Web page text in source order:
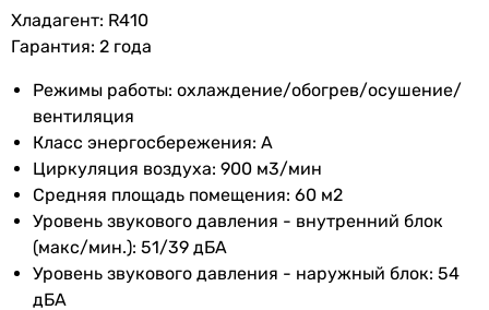
53 999грн
Основные характеристики
Площадь помещения
70 м²
70 м²
70 м²
70 м²
70 м²
70 м²
Класс
энергоэффективности
EER
COP 3.62
Расход воздуха
внутреннего
блока
900 м³/час
Хладагент: R410
Гарантия: 2 года
Режимы работы: охлаждение/обогрев/осушение/
вентиляция
Класс энергосбережения: A
Циркуляция воздуха: 900 м3/мин
Средняя площадь помещения: 60 м2
Уровень звукового давления - внутренний блок
(макс/мин.): 51/39 дБА
Уровень звукового давления - наружный блок: 54
дБА